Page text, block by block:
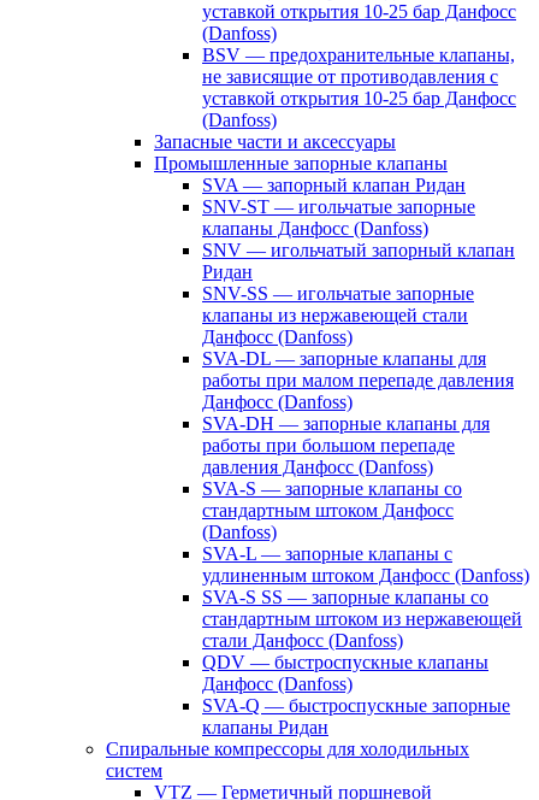
уставкой открытия 10-25 бар Данфосс
(Danfoss)
BSV — предохранительные клапаны,
не зависящие от противодавления с
уставкой открытия 10-25 бар Данфосс
(Danfoss)
Запасные части и аксессуары
Промышленные запорные клапаны
SVA — запорный клапан Ридан
SNV-ST — игольчатые запорные
клапаны Данфосс (Danfoss)
SNV — игольчатый запорный клапан
Ридан
SNV-SS — игольчатые запорные
клапаны из нержавеющей стали
Данфосс (Danfoss)
SVA-DL — запорные клапаны для
работы при малом перепаде давления
Данфосс (Danfoss)
SVA-DH — запорные клапаны для
работы при большом перепаде
давления Данфосс (Danfoss)
SVA-S — запорные клапаны со
стандартным штоком Данфосс
(Danfoss)
SVA-L — запорные клапаны с
удлиненным штоком Данфосс (Danfoss)
SVA-S SS — запорные клапаны со
стандартным штоком из нержавеющей
стали Данфосс (Danfoss)
QDV — быстроспускные клапаны
Данфосс (Danfoss)
SVA-Q — быстроспускные запорные
клапаны Ридан
Спиральные компрессоры для холодильных
систем
VTZ — Герметичный поршневой